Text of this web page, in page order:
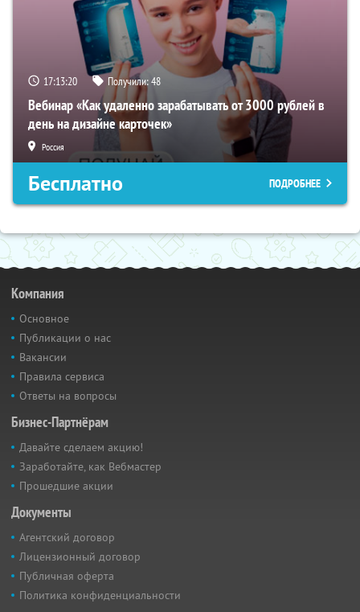
17:13:19 Получили:48
Вебинар «Как удаленно зарабатывать от 3000 рублей в
день на дизайне карточек»
Россия
Бесплатно ПОДРОБНЕЕ
Компания
Основное
Публикации о нас
Вакансии
Правила сервиса
Ответы на вопросы
Бизнес-Партнёрам
Давайте сделаем акцию!
Заработайте, как Вебмастер
Прошедшие акции
Документы
Агентский договор
Лицензионный договор
Публичная оферта
Политика конфиденциальности